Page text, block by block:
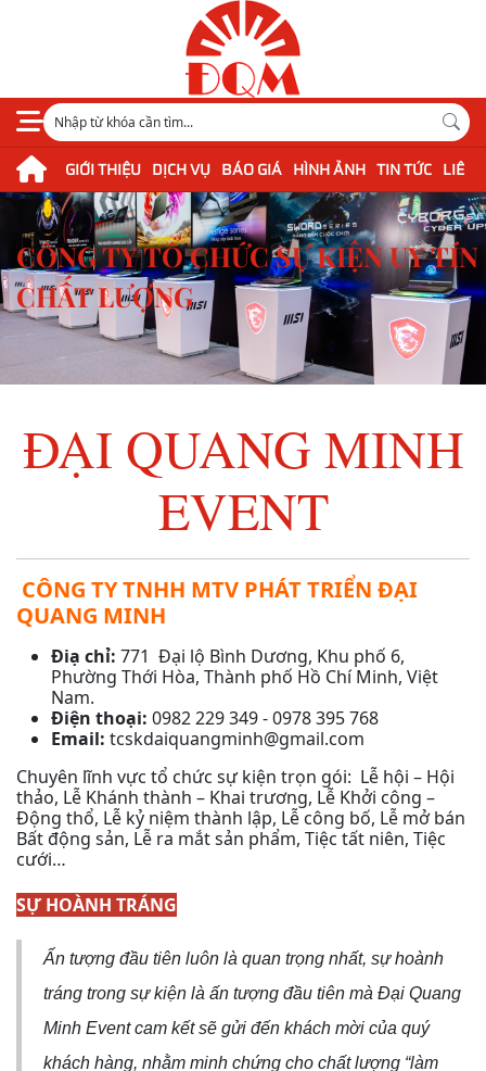
GIỚI THIỆU DỊCH VỤ BÁO GIÁ HÌNH ẢNH TIN TỨC LIÊN
CÔNG TY TỔ CHỨC SỰ KIỆN UY
CHẤT LƯỢNG
ĐẠI QUANG MINH
EVENT
CÔNG TY TNHH MTV PHÁT TRIỂN ĐẠI
QUANG MINH
Điạ chỉ: 771 Đại lộ Bình Dương, Khu phố 6,
Phường Thới Hòa, Thành phố Hồ Chí Minh, Việt
Nam.
Điện thoại: 0982 229 349 - 0978 395 768
Email: tcskdaiquangminh@gmail.com
Chuyên lĩnh vực tổ chức sự kiện trọn gói: Lễ hội – Hội
thảo, Lễ Khánh thành – Khai trương, Lễ Khởi công –
Động thổ, Lễ kỷ niệm thành lập, Lễ công bố, Lễ mở bán
Bất động sản, Lễ ra mắt sản phẩm, Tiệc tất niên, Tiệc
cưới…
SỰ HOÀNH TRÁNG
Ấn tượng đầu tiên luôn là quan trọng nhất, sự hoành
tráng trong sự kiện là ấn tượng đầu tiên mà Đại Quang
Minh Event cam kết sẽ gửi đến khách mời của quý
khách hàng, nhằm minh chứng cho chất lượng “làm